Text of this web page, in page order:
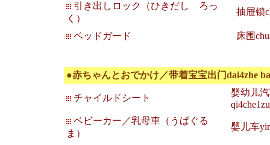
引き出しロック（ひきだし ろっ
く）
抽屉锁
ベッドガード 床围
●赤ちゃんとおでかけ／带着宝宝出门dai4zhe
チャイルドシート
婴幼儿汽
ベビーカー／乳母車（うばぐる
ま）
婴儿车